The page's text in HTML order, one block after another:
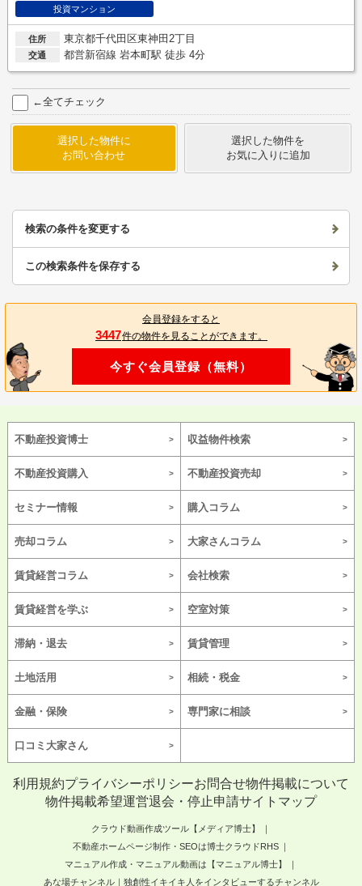
投資マンション
住所 東京都千代田区東神田2丁目
交通 都営新宿線 岩本町駅 徒歩 4分
←全てチェック
選択した物件に
お問い合わせ
選択した物件を
お気に入りに追加
検索の条件を変更する
この検索条件を保存する
会員登録をすると
3447件の物件を見ることができます。
今すぐ会員登録（無料）
不動産投資博士 収益物件検索
不動産投資購入 不動産投資売却
セミナー情報 購入コラム
売却コラム 大家さんコラム
賃貸経営コラム 会社検索
賃貸経営を学ぶ 空室対策
滞納・退去 賃貸管理
土地活用 相続・税金
金融・保険 専門家に相談
口コミ大家さん
利用規約プライバシーポリシーお問合せ物件掲載について
物件掲載希望運営退会・停止申請サイトマップ
クラウド動画作成ツール【メディア博士】
不動産ホームページ制作・SEOは博士クラウドRHS
マニュアル作成・マニュアル動画は【マニュアル博士】
あな場チャンネル｜独創性イキイキ人をインタビューするチャンネル